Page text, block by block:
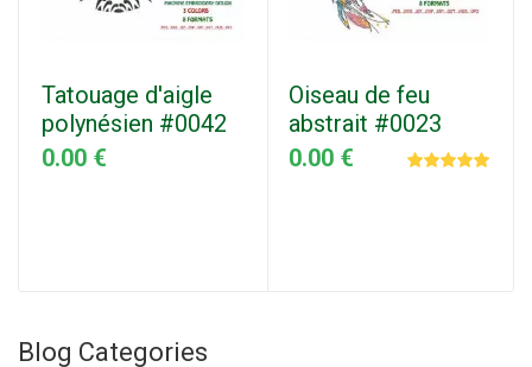
Tatouage d'aigle
polynésien #0042
0.00 €
Oiseau de feu
abstrait #0023
0.00 €
Blog Categories